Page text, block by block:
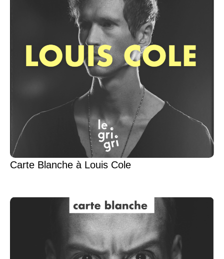
Carte Blanche à Louis Cole